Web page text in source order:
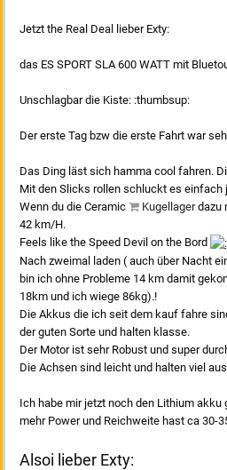
Jetzt the Real Deal lieber Exty:
das ES SPORT SLA 600 WATT mit
Unschlagbar die Kiste: :thumbsup:
Der erste Tag bzw die erste Fahrt war
Das Ding läst sich hamma cool fahren.
Mit den Slicks rollen schluckt es einfach
Wenn du die Ceramic
Kugellagerdazu
42 km/H.
Feels like the Speed Devil on the Bord
Nach zweimal laden ( auch über Nacht
bin ich ohne Probleme 14 km damit
18km und ich wiege 86kg).!
Die Akkus die ich seit dem kauf fahre
der guten Sorte und halten klasse.
Der Motor ist sehr Robust und super
Die Achsen sind leicht und halten viel
Ich habe mir jetzt noch den Lithium
mehr Power und Reichweite hast ca 30-
Alsoi lieber Exty: